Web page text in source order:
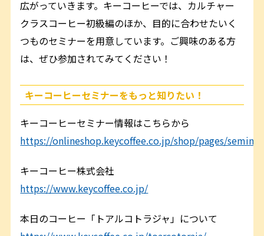
広がっていきます。キーコーヒーでは、カルチャー
クラスコーヒー初級編のほか、目的に合わせたいく
つものセミナーを用意しています。ご興味のある方
は、ぜひ参加されてみてください！
キーコーヒーセミナーをもっと知りたい！
キーコーヒーセミナー情報はこちらから
https://onlineshop.keycoffee.co.jp/shop/pages/
キーコーヒー株式会社
https://www.keycoffee.co.jp/
本日のコーヒー「トアルコトラジャ」について